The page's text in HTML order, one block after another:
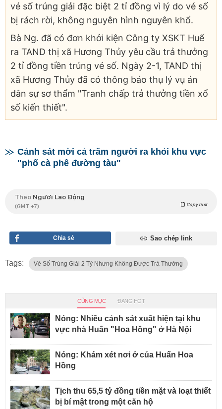
vé số trúng giải đặc biệt 2 tỉ đồng vì lý do vé số
bị rách rời, không nguyên hình nguyên khổ.
Bà Ng. đã có đơn khởi kiện Công ty XSKT Huế
ra TAND thị xã Hương Thủy yêu cầu trả thưởng
2 tỉ đồng tiền trúng vé số. Ngày 2-1, TAND thị
xã Hương Thủy đã có thông báo thụ lý vụ án
dân sự sơ thẩm "Tranh chấp trả thưởng tiền xổ
số kiến thiết".
Cảnh sát mời cả trăm người ra khỏi khu vực
"phố cà phê đường tàu"
Theo Người Lao Động
(GMT +7) Copy link
Chia sẻ Sao chép link
Tags: Vé Số Trúng Giải 2 Tỷ Nhưng Không Được Trả Thưởng
CÙNG MỤC ĐANG HOT
Nóng: Nhiều cảnh sát xuất hiện tại khu
vực nhà Huấn "Hoa Hồng" ở Hà Nội
Nóng: Khám xét nơi ở của Huấn Hoa
Hồng
Tịch thu 65,5 tỷ đồng tiền mặt và loạt thiết
bị bí mật trong một căn hộ